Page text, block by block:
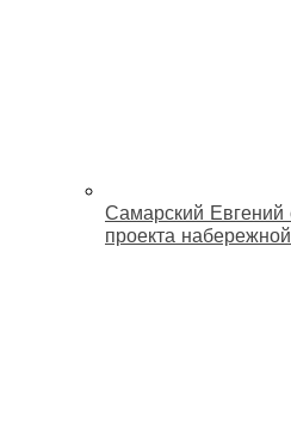
Самарский Евгений
проекта